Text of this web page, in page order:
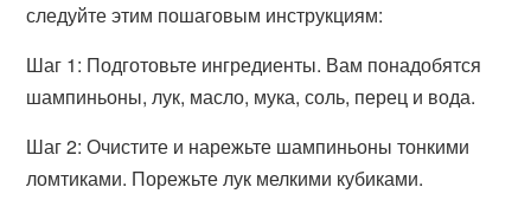
следуйте этим пошаговым инструкциям:
Шаг 1: Подготовьте ингредиенты. Вам понадобятся
шампиньоны, лук, масло, мука, соль, перец и вода.
Шаг 2: Очистите и нарежьте шампиньоны тонкими
ломтиками. Порежьте лук мелкими кубиками.